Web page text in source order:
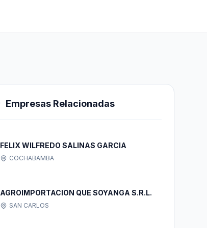
Empresas Relacionadas
FELIX WILFREDO SALINAS GARCIA
COCHABAMBA
AGROIMPORTACION QUE SOYANGA S.R.L.
SAN CARLOS